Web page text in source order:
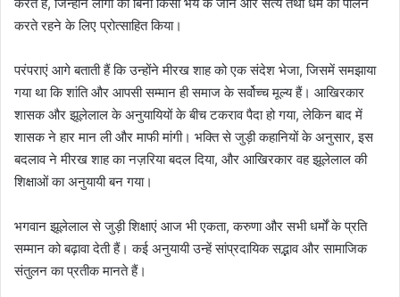
करते रहने के लिए प्रोत्साहित किया।
परंपराएं आगे बताती हैं कि उन्होंने मीरख शाह को एक संदेश भेजा, जिसमें समझाया
गया था कि शांति और आपसी सम्मान ही समाज के सर्वोच्च मूल्य हैं। आखिरकार
शासक और झूलेलाल के अनुयायियों के बीच टकराव पैदा हो गया, लेकिन बाद में
शासक ने हार मान ली और माफी मांगी। भक्ति से जुड़ी कहानियों के अनुसार, इस
बदलाव ने मीरख शाह का नज़रिया बदल दिया, और आखिरकार वह झूलेलाल की
शिक्षाओं का अनुयायी बन गया।
भगवान झूलेलाल से जुड़ी शिक्षाएं आज भी एकता, करुणा और सभी धर्मों के प्रति
सम्मान को बढ़ावा देती हैं। कई अनुयायी उन्हें सांप्रदायिक सद्भाव और सामाजिक
संतुलन का प्रतीक मानते हैं।